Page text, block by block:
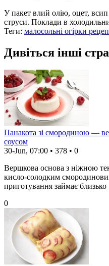
У пакет влий олію, оцет, всип
струси. Поклади в
Теги: малосольні огірки
Дивіться інші
Панакота зі смородиною —
соусом
30-Jun, 07:00 • 378 • 0
Вершкова основа з ніжною
кисло-солодким
приготування займає
0